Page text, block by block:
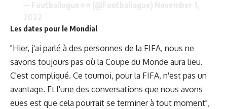
Les dates pour le Mondial
"Hier, j'ai parlé à des personnes de la FIFA, nous ne
savons toujours pas où la Coupe du Monde aura lieu.
C'est compliqué. Ce tournoi, pour la FIFA, n'est pas un
avantage. Et l'une des conversations que nous avons
eues est que cela pourrait se terminer à tout moment",